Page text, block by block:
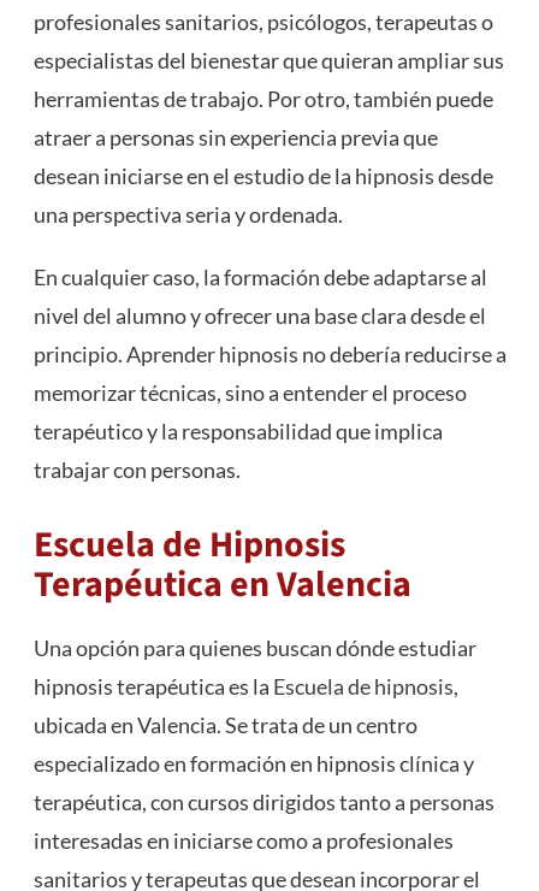
profesionales sanitarios, psicólogos, terapeutas o
especialistas del bienestar que quieran ampliar sus
herramientas de trabajo. Por otro, también puede
atraer a personas sin experiencia previa que
desean iniciarse en el estudio de la hipnosis desde
una perspectiva seria y ordenada.
En cualquier caso, la formación debe adaptarse al
nivel del alumno y ofrecer una base clara desde el
principio. Aprender hipnosis no debería reducirse a
memorizar técnicas, sino a entender el proceso
terapéutico y la responsabilidad que implica
trabajar con personas.
Escuela de Hipnosis
Terapéutica en Valencia
Una opción para quienes buscan dónde estudiar
hipnosis terapéutica es la Escuela de hipnosis,
ubicada en Valencia. Se trata de un centro
especializado en formación en hipnosis clínica y
terapéutica, con cursos dirigidos tanto a personas
interesadas en iniciarse como a profesionales
sanitarios y terapeutas que desean incorporar el